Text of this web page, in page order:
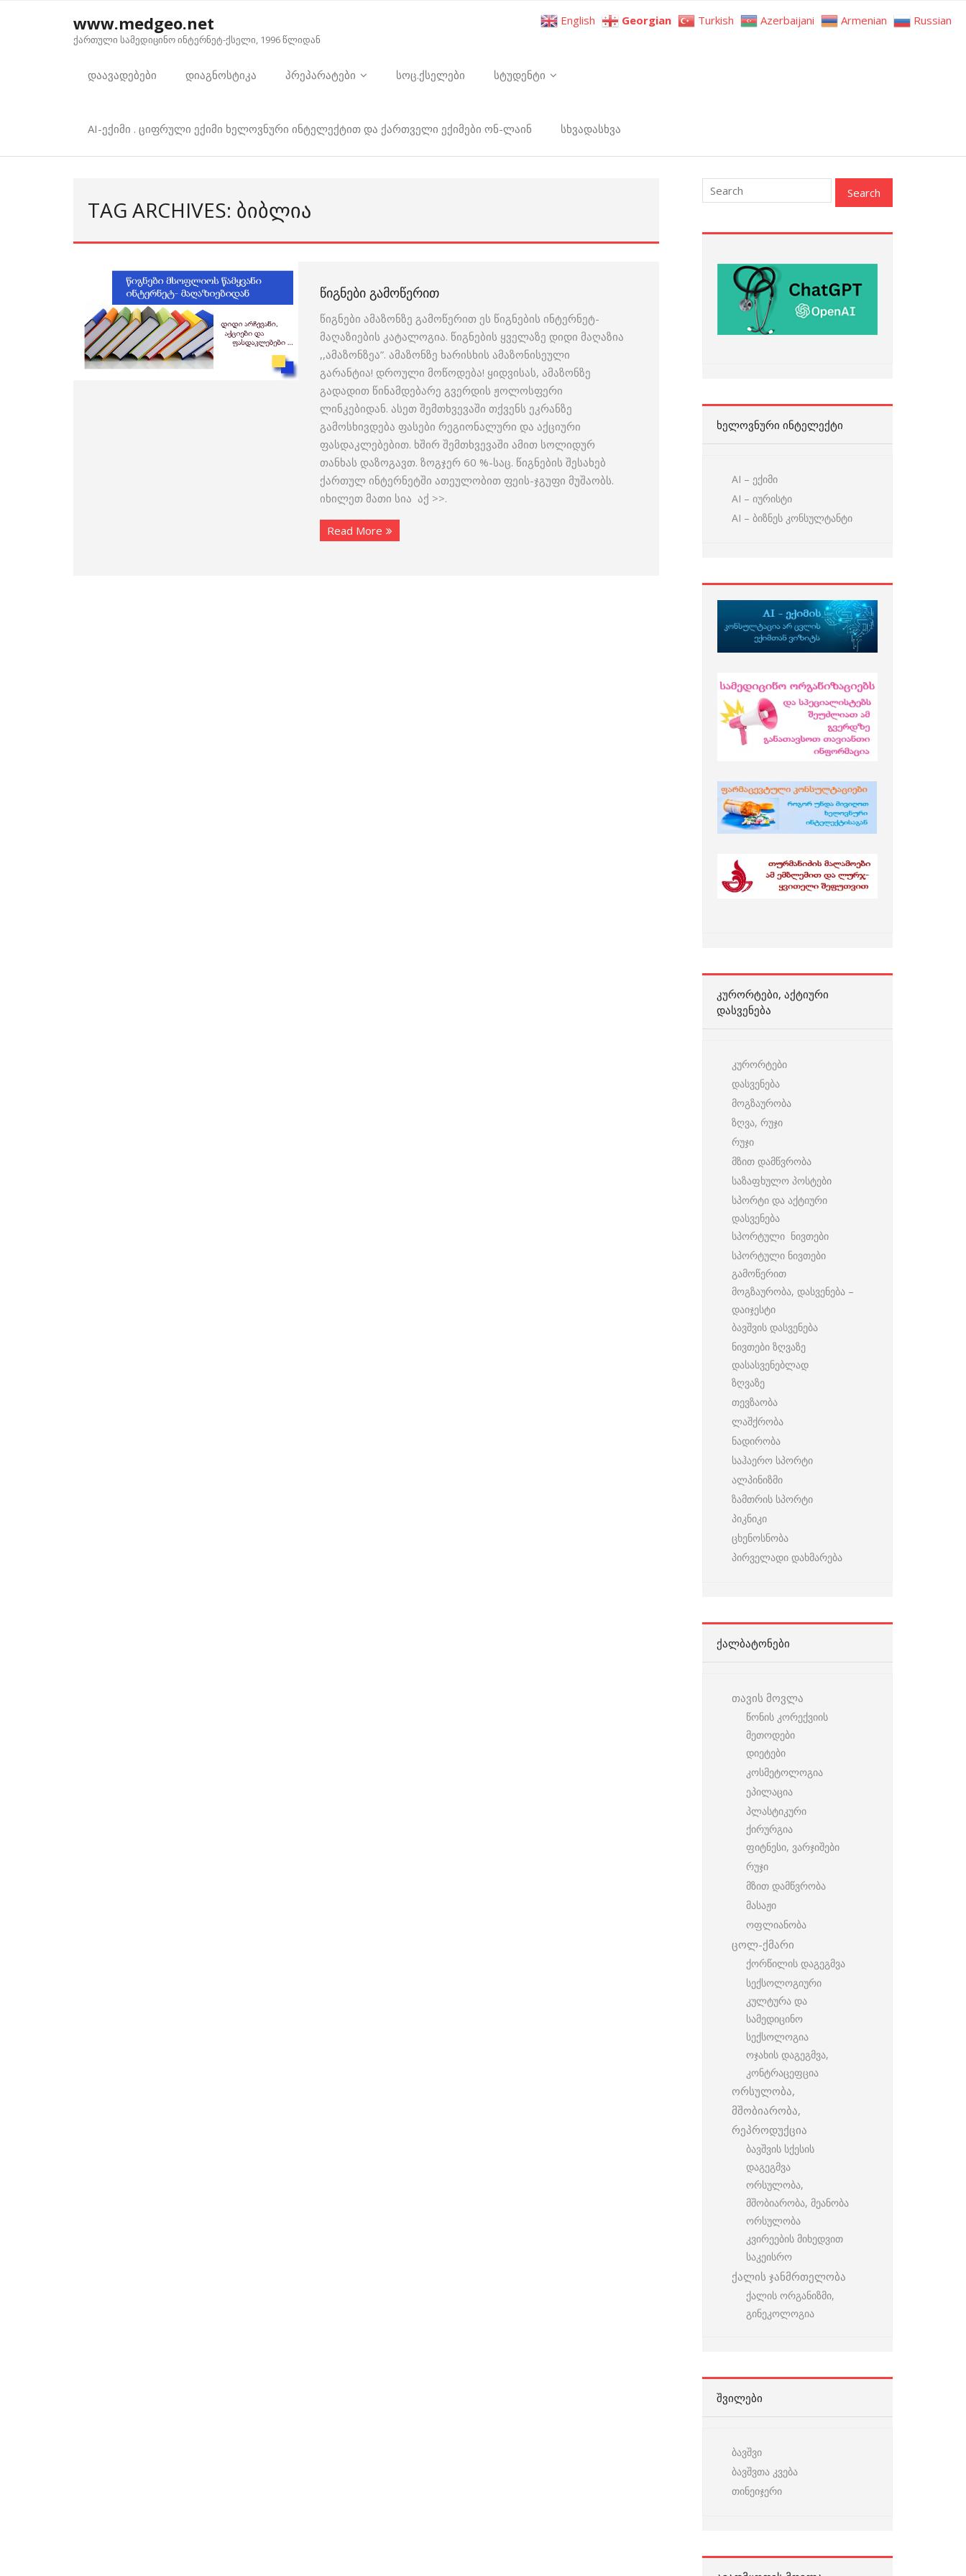
www.medgeo.net
ქართული სამედიცინო ინტერნეტ-ქსელი, 1996 წლიდან
დაავადებები დიაგნოსტიკა პრეპარატები სოც.ქსელები სტუდენტი
AI-ექიმი . ციფრული ექიმი ხელოვნური ინტელექტით და ქართველი ექიმები ონ-ლაინ სხვადასხვა
TAG ARCHIVES: ᲑᲘᲑᲚᲘᲐ
ᲬᲘᲒᲜᲔᲑᲘ ᲒᲐᲛᲝᲬᲔᲠᲘᲗ
წიგნები ამაზონზე გამოწერით ეს წიგნების ინტერნეტ-
მაღაზიების კატალოგია. წიგნების ყველაზე დიდი მაღაზია
,,ამაზონზეა”. ამაზონზე ხარისხის ამაზონისეული
გარანტია! დროული მოწოდება! ყიდვისას, ამაზონზე
გადადით წინამდებარე გვერდის ჟოლოსფერი
ლინკებიდან. ასეთ შემთხვევაში თქვენს ეკრანზე
გამოსხივდება ფასები რეგიონალური და აქციური
ფასდაკლებებით. ხშირ შემთხვევაში ამით სოლიდურ
თანხას დაზოგავთ. ზოგჯერ 60 %-საც. წიგნების შესახებ
ქართულ ინტერნეტში ათეულობით ფეის-ჯგუფი მუშაობს.
იხილეთ მათი სია აქ >>.
Read More
ᲮᲔᲚᲝᲕᲜᲣᲠᲘ ᲘᲜᲢᲔᲚᲔᲥᲢᲘ
AI – ექიმი
AI – იურისტი
AI – ბიზნეს კონსულტანტი
ᲙᲣᲠᲝᲠᲢᲔᲑᲘ, ᲐᲥᲢᲘᲣᲠᲘ
ᲓᲐᲡᲕᲔᲜᲔᲑᲐ
კურორტები
დასვენება
მოგზაურობა
ზღვა, რუჯი
რუჯი
მზით დამწვრობა
საზაფხულო პოსტები
სპორტი და აქტიური
დასვენება
სპორტული ნივთები
სპორტული ნივთები
გამოწერით
მოგზაურობა, დასვენება –
დაიჯესტი
ბავშვის დასვენება
ნივთები ზღვაზე
დასასვენებლად
ზღვაზე
თევზაობა
ლაშქრობა
ნადირობა
საჰაერო სპორტი
ალპინიზმი
ზამთრის სპორტი
პიკნიკი
ცხენოსნობა
პირველადი დახმარება
ᲥᲐᲚᲑᲐᲢᲝᲜᲔᲑᲘ
თავის მოვლა
წონის კორექვიის
მეთოდები
დიეტები
კოსმეტოლოგია
ეპილაცია
პლასტიკური
ქირურგია
ფიტნესი, ვარჯიშები
რუჯი
მზით დამწვრობა
მასაჟი
ოფლიანობა
ცოლ-ქმარი
ქორწილის დაგეგმვა
სექსოლოგიური
კულტურა და
სამედიცინო
სექსოლოგია
ოჯახის დაგეგმვა,
კონტრაცეფცია
ორსულობა,
მშობიარობა,
რეპროდუქცია
ბავშვის სქესის
დაგეგმვა
ორსულობა,
მშობიარობა, მეანობა
ორსულობა
კვირეების მიხედვით
საკეისრო
ქალის ჯანმრთელობა
ქალის ორგანიზმი,
გინეკოლოგია
ᲨᲕᲘᲚᲔᲑᲘ
ბავშვი
ბავშვთა კვება
თინეიჯერი
English Georgian Turkish Azerbaijani Armenian Russian